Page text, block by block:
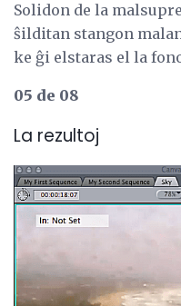
Solidon de la
ŝilditan stangon
ke ĝi elstaras el la
05 de 08
La rezultoj